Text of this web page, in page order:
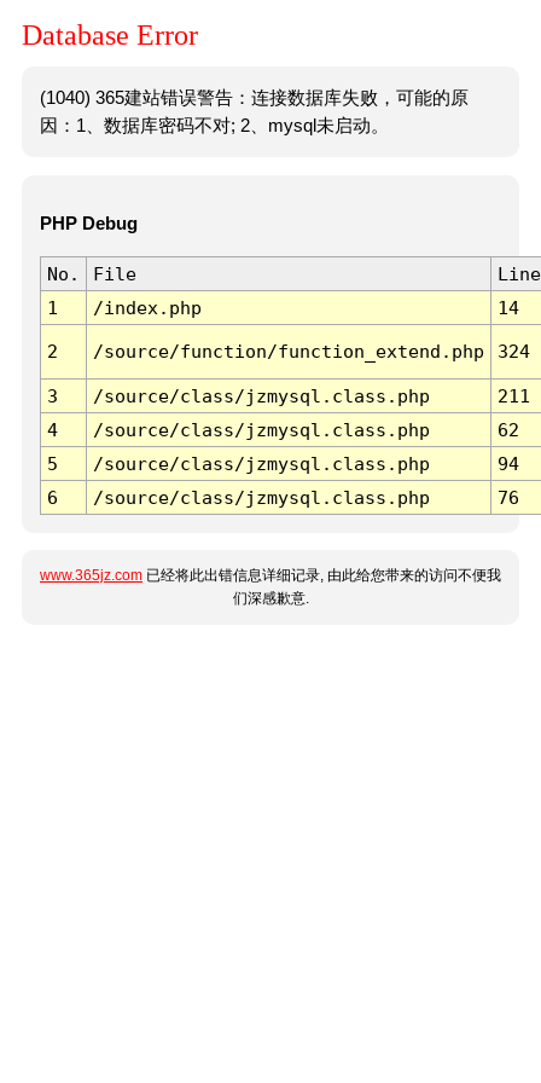
Database Error
(1040) 365建站错误警告：连接数据库失败，可能的原
因：1、数据库密码不对; 2、mysql未启动。
PHP Debug
No. File
Line
1
/index.php 14
2 /source/function/function_extend.php 324
3 /source/class/jzmysql.class.php
211
4
/source/class/jzmysql.class.php
62
5
/source/class/jzmysql.class.php
94
6
/source/class/jzmysql.class.php 76
www.365jz.com 已经将此出错信息详细记录, 由此给您带来的访问不便我
们深感歉意.